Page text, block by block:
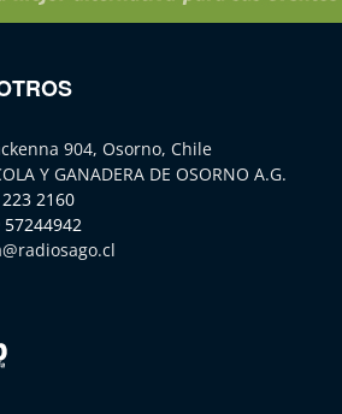
904, Osorno, Chile
Y GANADERA DE OSORNO A.G.
2160
57244942